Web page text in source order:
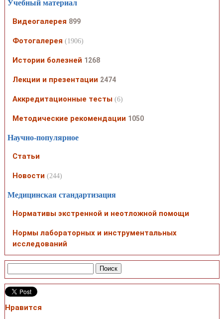
Учебный материал
Видеогалерея 899
Фотогалерея (1906)
Истории болезней 1268
Лекции и презентации 2474
Аккредитационные тесты (6)
Методические рекомендации 1050
Научно-популярное
Статьи
Новости (244)
Медицинская стандартизация
Нормативы экстренной и неотложной помощи
Нормы лабораторных и инструментальных
исследований
Нравится